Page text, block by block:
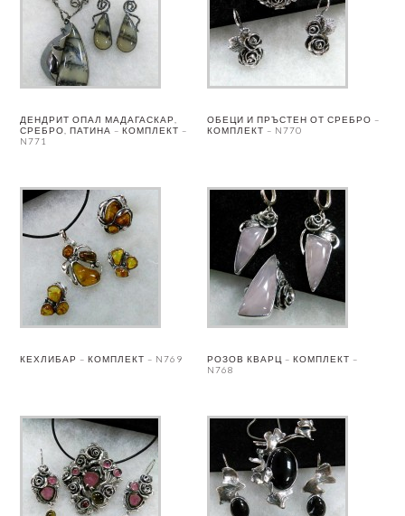
ДЕНДРИТ ОПАЛ МАДАГАСКАР,
СРЕБРО, ПАТИНА – КОМПЛЕКТ –
N771
ОБЕЦИ И ПРЪСТЕН ОТ СРЕБРО –
КОМПЛЕКТ – N770
КЕХЛИБАР – КОМПЛЕКТ – N769
РОЗОВ КВАРЦ – КОМПЛЕКТ –
N768